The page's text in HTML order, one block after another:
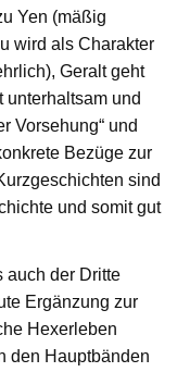
Yen (mäßig
wird als Charakter
Geralt geht
unterhaltsam und
Vorsehung“ und
Bezüge zur
sind
und somit gut
auch der Dritte
Ergänzung zur
Hexerleben
den Hauptbänden